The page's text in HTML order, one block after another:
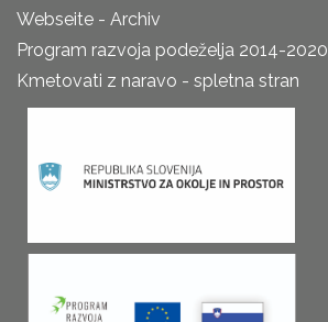
Webseite - Archiv
Program razvoja podeželja 2014-2020
Kmetovati z naravo - spletna stran